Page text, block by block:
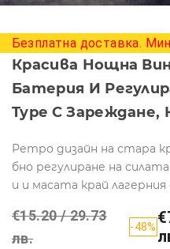
Безплатна доставка.
Красива Нощна
Батерия И
Type C Зареждане,
Ретро дизайн на стара
бно регулиране на
и и масата край лагерния
€15.20 / 29.73
лв.
-48%